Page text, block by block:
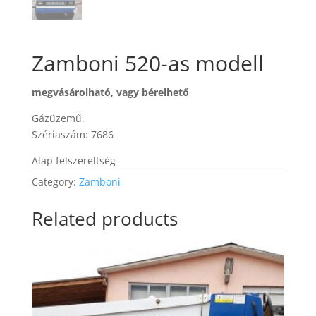
Zamboni 520-as modell
megvásárolható, vagy bérelhető
Gázüzemű.
Szériaszám: 7686
Alap felszereltség
Category: Zamboni
Related products